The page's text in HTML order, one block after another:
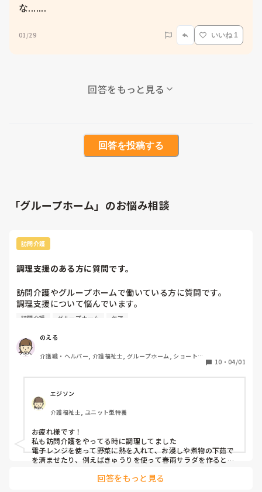
な.......
01/29 いいね 1
回答をもっと見る
回答を投稿する
「グループホーム」のお悩み相談
訪問介護
調理支援のある方に質問です。
訪問介護やグループホームで働いている方に質問です。
調理支援について悩んでいます。
におひたしなどの作り置きを作ることがあるのですが、限ら
れた時間の中で進める必要があり、利用者さんとお話ししな
がら行うことも多く、いつもあたふたしてしまいます。
できるだけスムーズに進めたいと思っているのですが、みな
さんはどんな料理を“ぱぱっと”作っていますか？
また、時短のコツや工夫などあれば教えていただきたいで
訪問介護 グループホーム ケア
のえる
介護職・ヘルパー, 介護福祉士, グループホーム, ショートス
10 ・ 04/01
エジソン
介護福祉士, ユニット型特養
お疲れ様です！
私も訪問介護をやってる時に調理してました
電子レンジを使って野菜に熱を入れて、お浸しや煮物の下茹で
を済ませたり、例えばきゅうりを使って春雨サラダを作るとき
短時間なので同じ野菜、肉、魚を使って味付けだけ変える等し
回答をもっと見る